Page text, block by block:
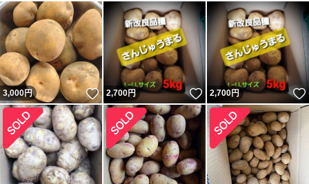
3,000円 いいね！
2,700円 いいね！
2,700円